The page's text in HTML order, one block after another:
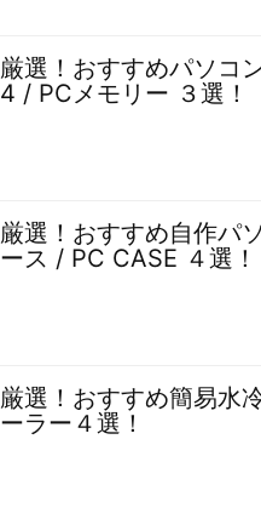
厳選！おすすめパソコ
4 / PCメモリー ３選！
厳選！おすすめ自作パ
ース / PC CASE ４選！
厳選！おすすめ簡易水
ーラー４選！